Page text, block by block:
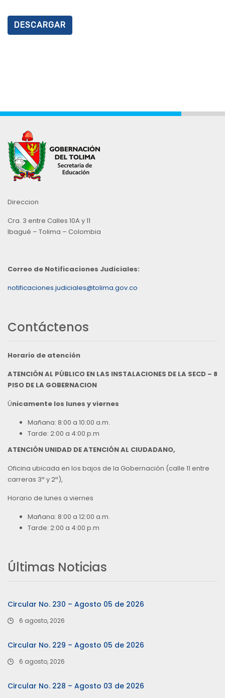
DESCARGAR
Direccion
Cra. 3 entre Calles 10A y 11
Ibagué – Tolima – Colombia
Correo de Notificaciones Judiciales:
notificaciones.judiciales@tolima.gov.co
Contáctenos
Horario de atención
ATENCIÓN AL PÚBLICO EN LAS INSTALACIONES DE LA SECD – 8
PISO DE LA GOBERNACION
Únicamente los lunes y viernes
Mañana: 8:00 a 10:00 a.m.
Tarde: 2:00 a 4:00 p.m
ATENCIÓN UNIDAD DE ATENCIÓN AL CIUDADANO,
Oficina ubicada en los bajos de la Gobernación (calle 11 entre
carreras 3ª y 2ª),
Horario de lunes a viernes
Mañana: 8:00 a 12:00 a.m.
Tarde: 2:00 a 4:00 p.m
Últimas Noticias
Circular No. 230 – Agosto 05 de 2026
6 agosto, 2026
Circular No. 229 – Agosto 05 de 2026
6 agosto, 2026
Circular No. 228 – Agosto 03 de 2026